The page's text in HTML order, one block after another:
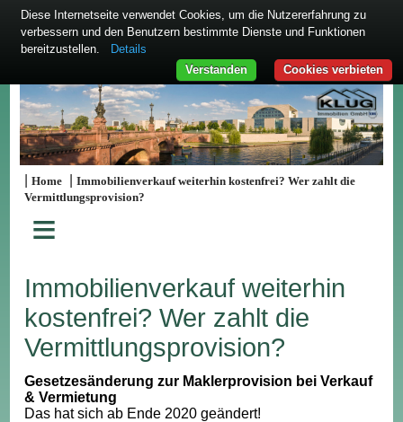
|Home |Immobilienverkauf weiterhin kostenfrei? Wer zahlt die
Vermittlungsprovision?
≡
Immobilienverkauf weiterhin
kostenfrei? Wer zahlt die
Vermittlungsprovision?
Gesetzesänderung zur Maklerprovision bei Verkauf
& Vermietung
Das hat sich ab Ende 2020 geändert!
Diese Internetseite verwendet Cookies, um die Nutzererfahrung zu
verbessern und den Benutzern bestimmte Dienste und Funktionen
bereitzustellen.
Details
Cookies verbieten
Verstanden